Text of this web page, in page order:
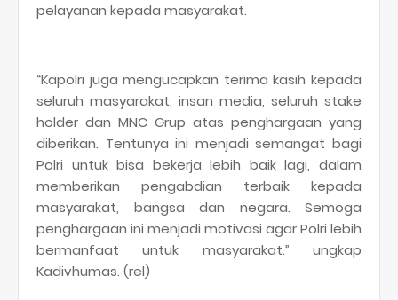
pelayanan kepada masyarakat.
“Kapolri juga mengucapkan terima kasih kepada
seluruh masyarakat, insan media, seluruh stake
holder dan MNC Grup atas penghargaan yang
diberikan. Tentunya ini menjadi semangat bagi
Polri untuk bisa bekerja lebih baik lagi, dalam
memberikan pengabdian terbaik kepada
masyarakat, bangsa dan negara. Semoga
penghargaan ini menjadi motivasi agar Polri lebih
bermanfaat untuk masyarakat.” ungkap
Kadivhumas. (rel)